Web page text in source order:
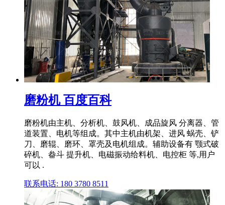
磨粉机 百度百科
磨粉机由主机、分析机、鼓风机、成品旋风 分离器、管
道装置、电机等组成。其中主机由机架、进风 蜗壳、铲
刀、磨辊、磨环、罩壳及电机组成。辅助设备有 颚式破
碎机、畚斗 提升机、电磁振动给料机、电控柜 等,用户
可以 .
联系电话: 180 3780 8511